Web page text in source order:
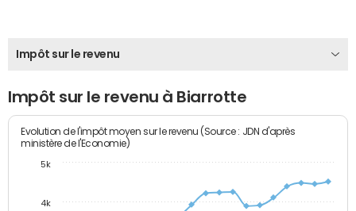
Impôt sur le revenu
Impôt sur le revenu à Biarrotte
Evolution de l'impôt moyen sur le revenu (Source : JDN d'après
ministère de l'Economie)
4k
5k